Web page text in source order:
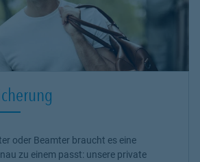
oder Beamter braucht es eine
zu einem passt: unsere private